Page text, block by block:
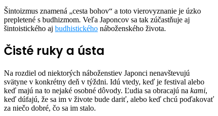
Šintoizmus znamená „cesta bohov“ a toto vierovyznanie je úzko
prepletené s budhizmom. Veľa Japoncov sa tak zúčastňuje aj
šintoistického aj budhistického náboženského života.
Čisté ruky a ústa
Na rozdiel od niektorých náboženstiev Japonci nenavštevujú
svätyne v konkrétny deň v týždni. Idú vtedy, keď je festival alebo
keď majú na to nejaké osobné dôvody. Ľudia sa obracajú na kami,
keď dúfajú, že sa im v živote bude dariť, alebo keď chcú poďakovať
za niečo dobré, čo sa im stalo.